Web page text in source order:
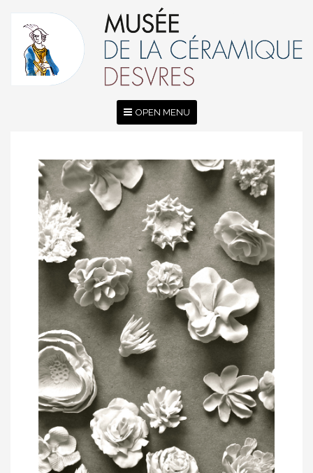
OPEN MENU